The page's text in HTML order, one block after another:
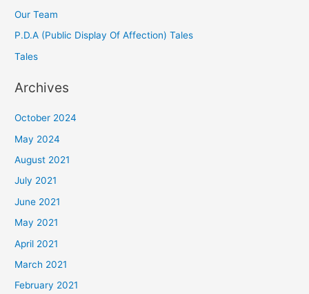
Our Team
P.D.A (Public Display Of Affection) Tales
Tales
Archives
October 2024
May 2024
August 2021
July 2021
June 2021
May 2021
April 2021
March 2021
February 2021